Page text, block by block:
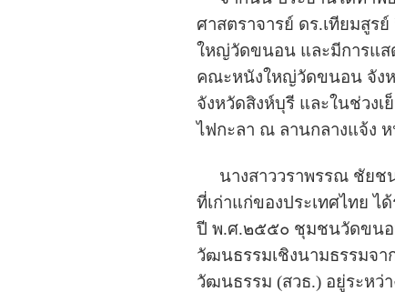
ศาสตราจารย์ ดร.เทียมสู
ใหญ่วัดขนอน และมีการแส
คณะหนังใหญ่วัดขนอน จัง
จังหวัดสิงห์บุรี และในช่วง
ไฟกะลา ณ ลานกลางแจ้
นางสาววราพรรณ ชัยชน
ที่เก่าแก่ของประเทศไทย
ปี พ.ศ.๒๕๕๐ ชุมชนวัดขนอ
วัฒนธรรมเชิงนามธรรมจา
วัฒนธรรม (สวธ.) อยู่ระหว่